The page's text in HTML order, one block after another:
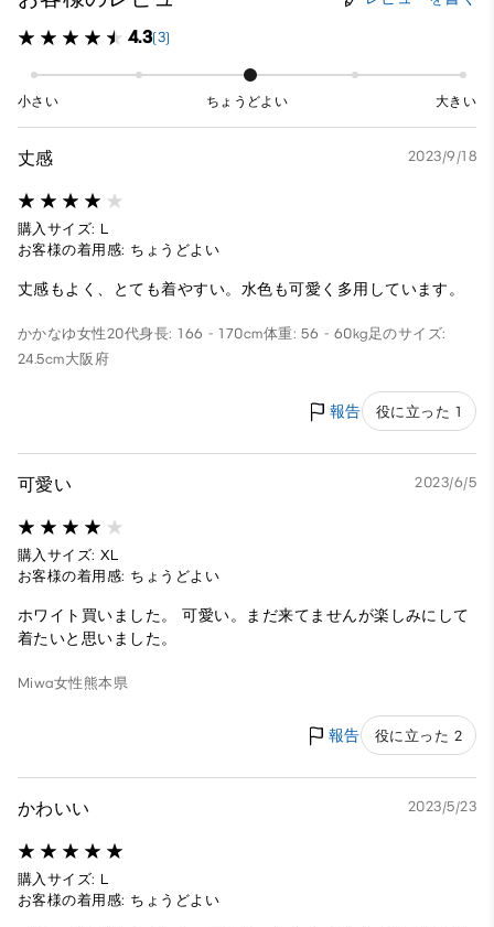
4.3(3)
小さい ちょうどよい 大きい
丈感 2023/9/18
購入サイズ: L
お客様の着用感: ちょうどよい
丈感もよく、とても着やすい。水色も可愛く多用しています。
かかなゆ女性20代身長: 166 - 170cm体重: 56 - 60kg足のサイズ:
24.5cm大阪府
報告 役に立った 1
可愛い 2023/6/5
購入サイズ: XL
お客様の着用感: ちょうどよい
ホワイト買いました。 可愛い。まだ来てませんが楽しみにして
着たいと思いました。
Miwa女性 熊本県
報告 役に立った 2
かわいい 2023/5/23
購入サイズ: L
お客様の着用感: ちょうどよい